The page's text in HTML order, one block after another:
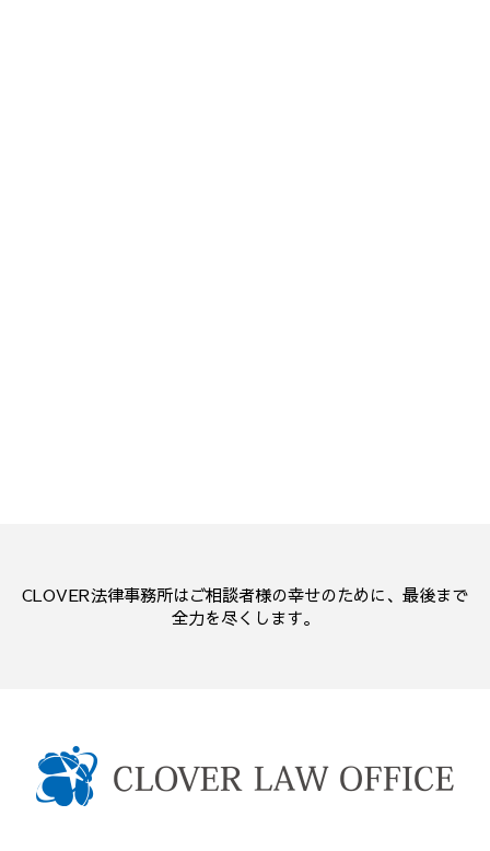
CLOVER法律事務所はご相談者様の幸せのために、最後まで
全力を尽くします。